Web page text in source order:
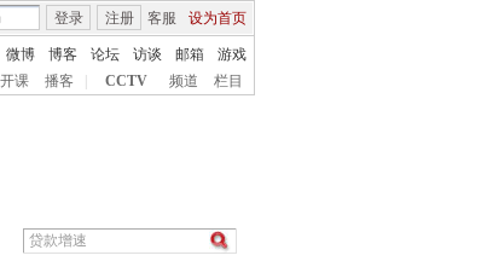
客服 设为首页
登录 注册
微博 博客 论坛 访谈 邮箱
游戏
课 播客 CCTV 频道 栏目